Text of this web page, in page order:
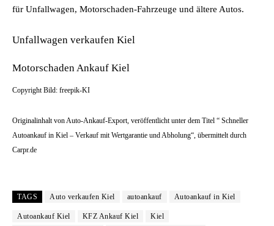
für Unfallwagen, Motorschaden-Fahrzeuge und ältere Autos.
Unfallwagen verkaufen Kiel
Motorschaden Ankauf Kiel
Copyright Bild: freepik-KI
Originalinhalt von Auto-Ankauf-Export, veröffentlicht unter dem Titel “ Schneller
Autoankauf in Kiel – Verkauf mit Wertgarantie und Abholung“, übermittelt durch
Carpr.de
TAGS Auto verkaufen Kiel autoankauf Autoankauf in Kiel
Autoankauf Kiel KFZ Ankauf Kiel
Kiel